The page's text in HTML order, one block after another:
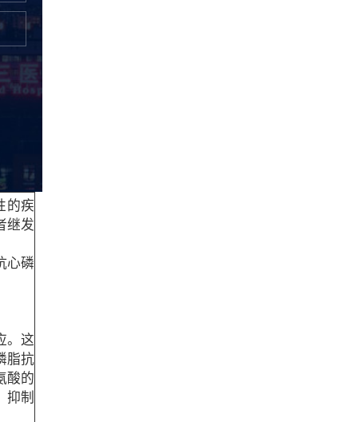
的疾
继发
心磷
。这
脂抗
酸的
抑制